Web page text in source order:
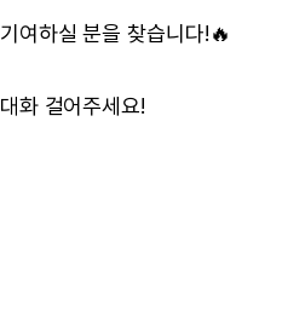
여하실 분을 찾습니다!🔥
화 걸어주세요!